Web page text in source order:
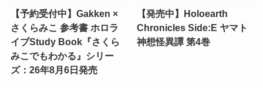
【予約受付中】Gakken ×
さくらみこ 参考書 ホロラ
イブStudy Book『さくら
みこでもわかる』シリー
ズ：26年8月6日発売
【発売中】Holoearth
Chronicles Side:E ヤマト
神想怪異譚 第4巻